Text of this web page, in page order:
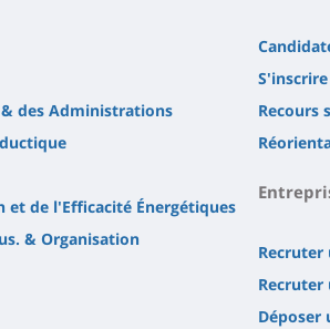
& des Administrations
et de l'Efficacité Énergétiques
& Organisation
S'inscrire
Recours
Recruter
Déposer